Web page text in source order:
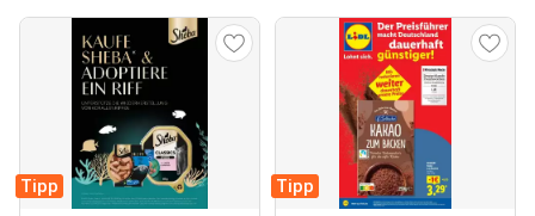
Tipp Tipp